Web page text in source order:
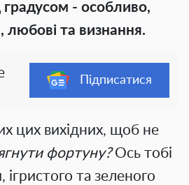
градусом - особливо,
та визнання.
Підписатися
цих вихідних, щоб не
фортуну?Ось тобі
та зеленого